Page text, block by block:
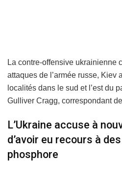
La contre-offensive ukrainienne
attaques de l’armée russe, Kiev
localités dans le sud et l’est du
Gulliver Cragg, correspondant
L’Ukraine accuse à
d’avoir eu recours à
phosphore